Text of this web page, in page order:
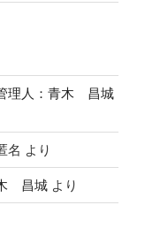
理人：青木 昌城
名 より
昌城 より